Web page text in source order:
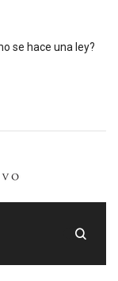
se hace una ley?